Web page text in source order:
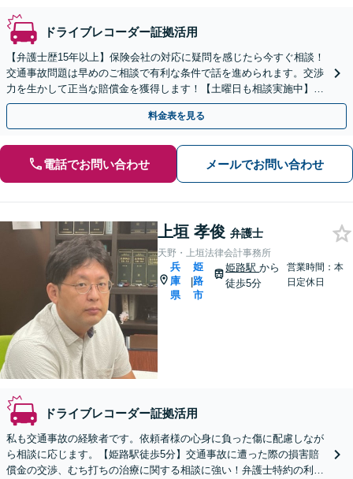
ドライブレコーダー証拠活用
【弁護士歴15年以上】保険会社の対応に疑問を感じたら今すぐ相談！
交通事故問題は早めのご相談で有利な条件で話を進められます。交渉
力を生かして正当な賠償金を獲得します！【土曜日も相談実施中】
【アットホームな雰囲気で話しやすい】
料金表を見る
電話でお問い合わせ メールでお問い合わせ
上垣 孝俊 弁護士
天野・上垣法律会計事務所
兵
庫
県
|
姫
路
市
姫路駅から
徒歩5分
営業時間：本
日定休日
ドライブレコーダー証拠活用
私も交通事故の経験者です。依頼者様の心身に負った傷に配慮しなが
ら相談に応じます。【姫路駅徒歩5分】交通事故に遭った際の損害賠
償金の交渉、むち打ちの治療に関する相談に強い！弁護士特約の利用